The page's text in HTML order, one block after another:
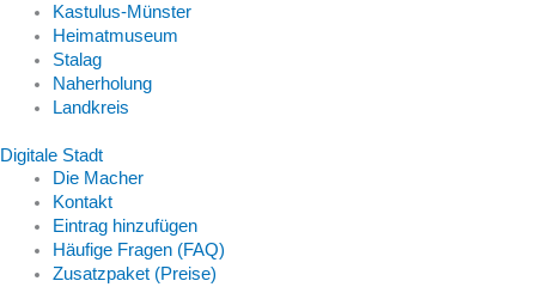
Kastulus-Münster
Heimatmuseum
Stalag
Naherholung
Landkreis
Digitale Stadt
Die Macher
Kontakt
Eintrag hinzufügen
Häufige Fragen (FAQ)
Zusatzpaket (Preise)